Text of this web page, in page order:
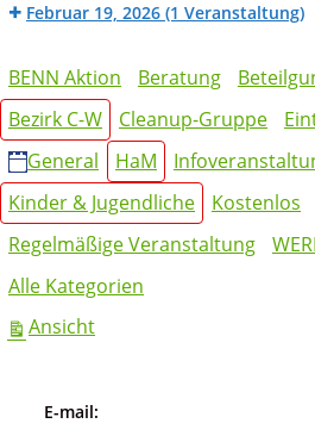
Februar 19, 2026 (1 Veranstaltung)
der
Mietpreisprüfstelle
(HaM
Angebot)
Kategorien
BENN Aktion Beratung
Bezirk C-W
Cleanup-Gruppe
General
HaM
Kinder & Jugendliche
Kostenlos
Regelmäßige Veranstaltung
Alle Kategorien
Ansichtausdrucken
E-mail: